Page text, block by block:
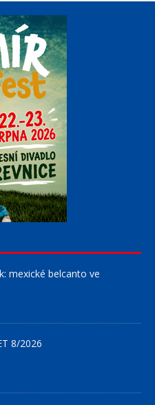
mexické belcanto ve
8/2026